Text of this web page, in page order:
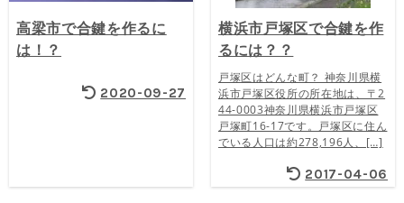
高梁市で合鍵を作るに
は！？
2020-09-27
横浜市戸塚区で合鍵を作
るには？？
戸塚区はどんな町？ 神奈川県横
浜市戸塚区役所の所在地は、〒2
44-0003神奈川県横浜市戸塚区
戸塚町16-17です。戸塚区に住ん
でいる人口は約278,196人、[…]
2017-04-06